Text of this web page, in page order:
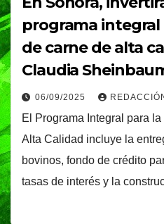
programa
de carne de alta
Claudia
06/09/2025
El Programa Integral para
Alta Calidad incluye la
bovinos, fondo de crédito
tasas de interés y la